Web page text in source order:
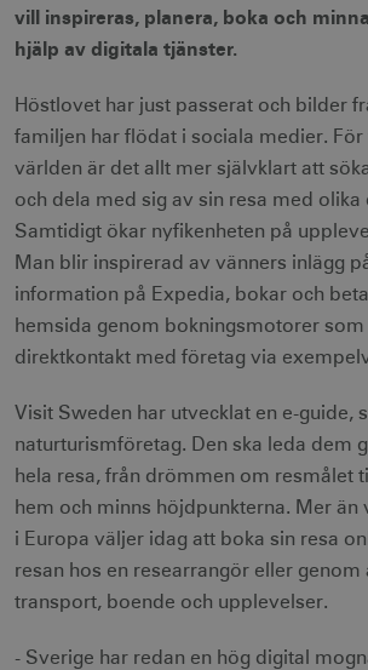
vill inspireras, planera, boka och
hjälp av digitala tjänster.
Höstlovet har just passerat och bilder
familjen har flödat i sociala medier.
världen är det allt mer självklart att
och dela med sig av sin resa med olika
Samtidigt ökar nyfikenheten på
Man blir inspirerad av vänners inlägg
information på Expedia, bokar och
hemsida genom bokningsmotorer som
direktkontakt med företag via
Visit Sweden har utvecklat en e-guide,
naturturismföretag. Den ska leda dem
hela resa, från drömmen om resmålet
hem och minns höjdpunkterna. Mer än
i Europa väljer idag att boka sin resa
resan hos en researrangör eller genom
transport, boende och upplevelser.
- Sverige har redan en hög digital